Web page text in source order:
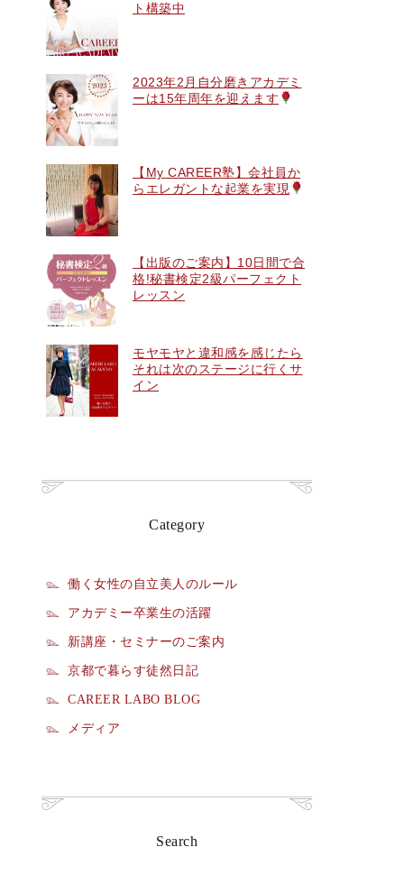
ト構築中
2023年2月自分磨きアカデミ
ーは15年周年を迎えます
【My CAREER塾】会社員か
らエレガントな起業を実現
【出版のご案内】10日間で合
格!秘書検定2級パーフェクト
レッスン
モヤモヤと違和感を感じたら
それは次のステージに行くサ
イン
Category
働く女性の自立美人のルール
アカデミー卒業生の活躍
新講座・セミナーのご案内
京都で暮らす徒然日記
CAREER LABO BLOG
メディア
Search